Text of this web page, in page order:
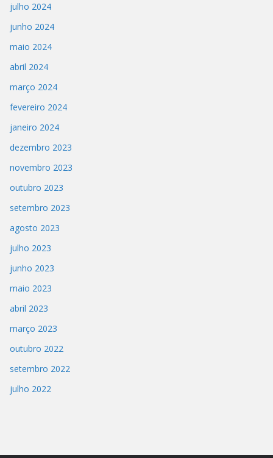
julho 2024
junho 2024
maio 2024
abril 2024
março 2024
fevereiro 2024
janeiro 2024
dezembro 2023
novembro 2023
outubro 2023
setembro 2023
agosto 2023
julho 2023
junho 2023
maio 2023
abril 2023
março 2023
outubro 2022
setembro 2022
julho 2022